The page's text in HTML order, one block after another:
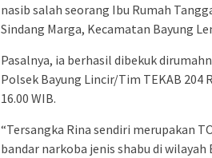
nasib salah seorang Ibu Rumah
Sindang Marga, Kecamatan Bayung
Pasalnya, ia berhasil dibekuk
Polsek Bayung Lincir/Tim TEKAB 204
16.00 WIB.
“Tersangka Rina sendiri merupakan
bandar narkoba jenis shabu di wilayah